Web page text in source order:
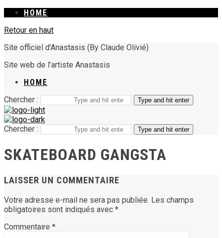
HOME
Retour en haut
Site officiel d'Anastasis (By Claude Olivié)
Site web de l’artiste Anastasis
HOME
Chercher :
Type and hit enter
Chercher : Type and hit enter
SKATEBOARD GANGSTA
LAISSER UN COMMENTAIRE
Votre adresse e-mail ne sera pas publiée. Les champs
obligatoires sont indiqués avec *
Commentaire *